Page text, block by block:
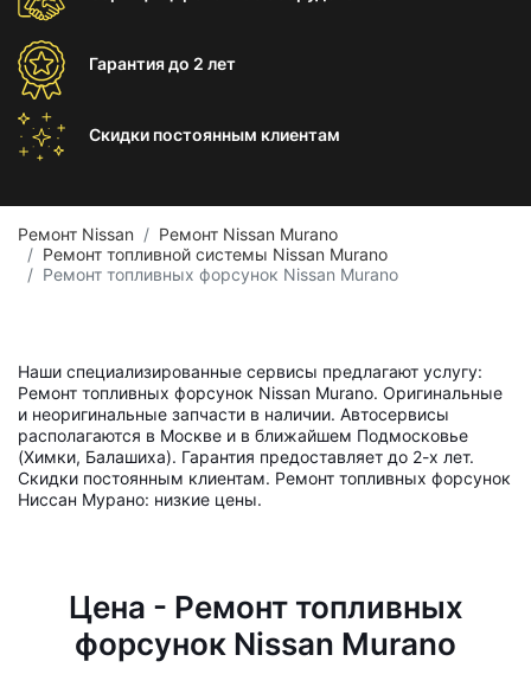
Гарантиядо 2 лет
Скидки постоянным клиентам
Ремонт Nissan
Ремонт Nissan Murano
Ремонт топливной системы Nissan Murano
Ремонт топливных форсунок Nissan Murano
Наши специализированные сервисы предлагают услугу:
Ремонт топливных форсунок Nissan Murano. Оригинальные
и неоригинальные запчасти в наличии. Автосервисы
располагаются в Москве и в ближайшем Подмосковье
(Химки, Балашиха). Гарантия предоставляет до 2-х лет.
Скидки постоянным клиентам. Ремонт топливных форсунок
Ниссан Мурано: низкие цены.
Цена - Ремонт топливных
форсунок Nissan Murano